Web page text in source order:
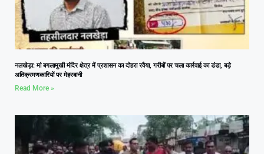
नलखेड़ा: मां बगलामुखी मंदिर क्षेत्र में प्रशासन का दोहरा रवैया, गरीबों पर चला कार्रवाई का डंडा, बड़े
अतिक्रमणकारियों पर मेहरबानी
Read More »